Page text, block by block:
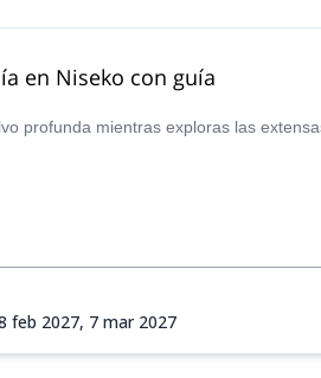
en Niseko con guía
profunda mientras exploras las
feb 2027, 7 mar 2027